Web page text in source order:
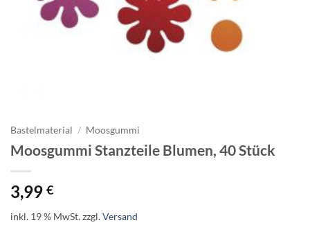
Bastelmaterial / Moosgummi
Moosgummi Stanzteile Blumen, 40 Stück
3,99 €
inkl. 19 % MwSt.zzgl.Versand